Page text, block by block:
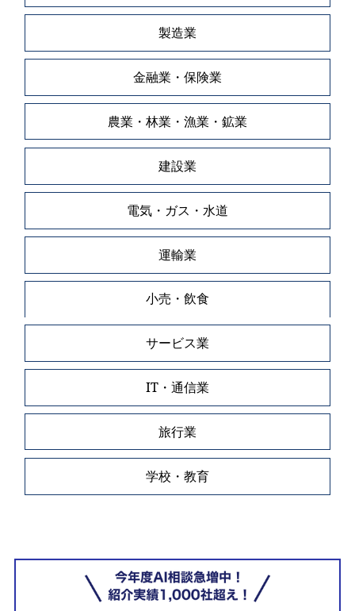
製造業
金融業・保険業
農業・林業・漁業・鉱業
建設業
電気・ガス・水道
運輸業
小売・飲食
サービス業
IT・通信業
旅行業
学校・教育